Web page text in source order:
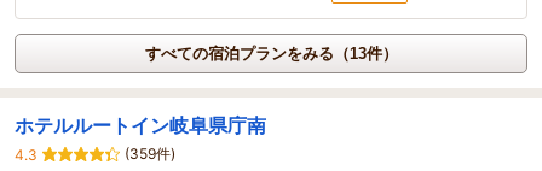
すべての宿泊プランをみる（13件）
ホテルルートイン岐阜県庁南
4.3
(359件)